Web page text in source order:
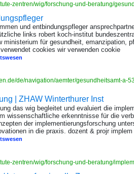
zentren/wig/forschung-und-beratung/
und entbindungspfleger
links robert koch-institut
ministerium für gesundheit, emanzipation,
cookies wir verwenden cookie
de/navigation/aemter/gesundheitsamt-a-
| ZHAW Winterthurer Inst
das wig begleitet und evaluiert die
wissenschaftliche erkenntnisse für die
der implementierungsforschung
in die praxis. dozent & projr implem
zentren/wig/forschung-und-beratung/